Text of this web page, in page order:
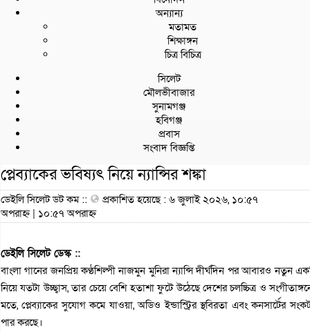
অন্যান্য
মতামত
শিক্ষাঙ্গন
চিত্র বিচিত্র
সিলেট
মৌলভীবাজার
সুনামগঞ্জ
হবিগঞ্জ
প্রবাস
সংবাদ বিজ্ঞপ্তি
প্লেব্যাকের ভবিষ্যৎ নিয়ে ন্যান্সির শঙ্কা
ডেইলি সিলেট ডট কম ::
প্রকাশিত হয়েছে : ৬ জুলাই ২০২৬, ১০:৫৭
অপরাহ্ন | ১০:৫৭ অপরাহ্ন
ডেইলি সিলেট ডেস্ক ::
বাংলা গানের জনপ্রিয় কণ্ঠশিল্পী নাজমুন মুনিরা ন্যান্সি দীর্ঘদিন পর আবারও নতুন
নিয়ে যতটা উচ্ছ্বাস, তার চেয়ে বেশি হতাশা ফুটে উঠেছে দেশের চলচ্চিত্র ও
মতে, প্লেব্যাকের সুযোগ কমে যাওয়া, অডিও ইন্ডাস্ট্রির স্থবিরতা এবং কনসার্টের
পার করছে।